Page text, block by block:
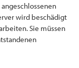
wird beschädigt
Sie müssen